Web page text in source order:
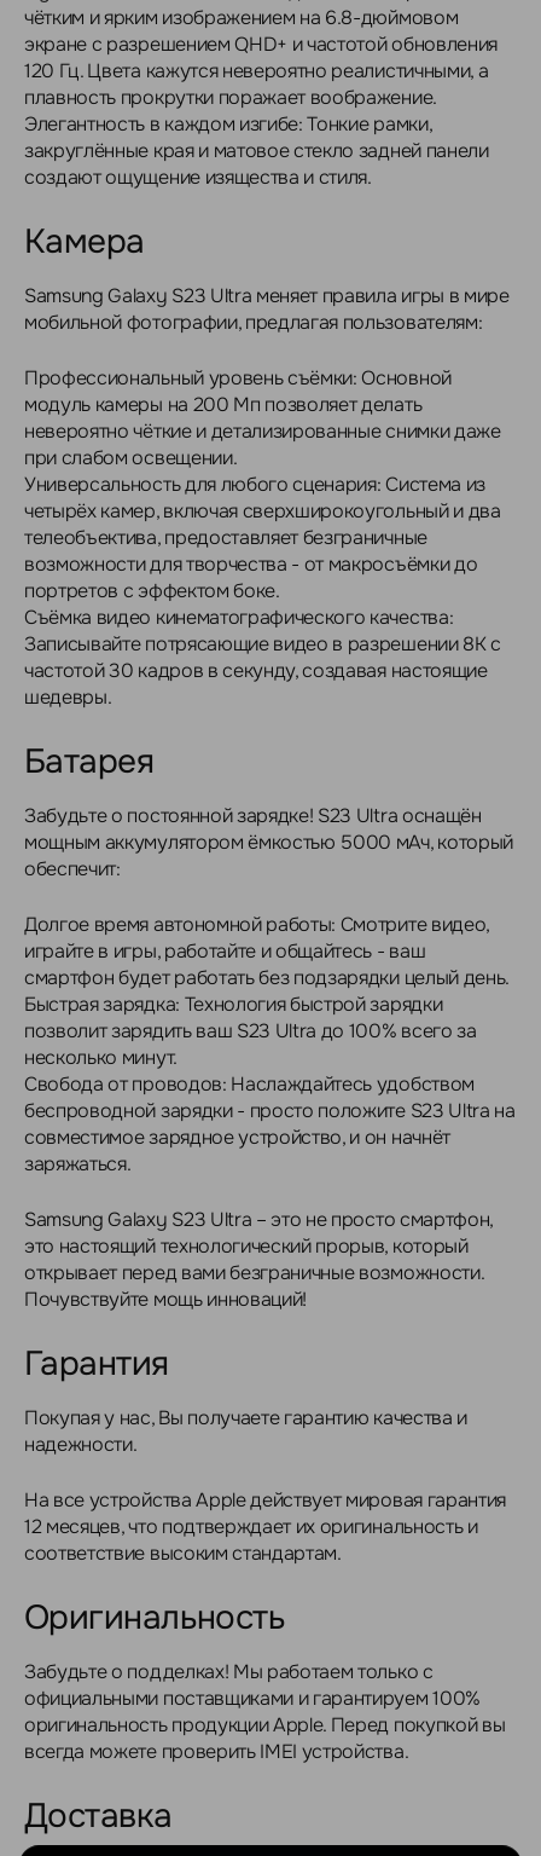
чётким и ярким изображением на 6.8-дюймовом
экране с разрешением QHD+ и частотой обновления
120 Гц. Цвета кажутся невероятно реалистичными, а
плавность прокрутки поражает воображение.
Элегантность в каждом изгибе: Тонкие рамки,
закруглённые края и матовое стекло задней панели
создают ощущение изящества и стиля.
Камера
Samsung Galaxy S23 Ultra меняет правила игры в мире
мобильной фотографии, предлагая пользователям:
Профессиональный уровень съёмки: Основной
модуль камеры на 200 Мп позволяет делать
невероятно чёткие и детализированные снимки даже
при слабом освещении.
Универсальность для любого сценария: Система из
четырёх камер, включая сверхширокоугольный и два
телеобъектива, предоставляет безграничные
возможности для творчества - от макросъёмки до
портретов с эффектом боке.
Съёмка видео кинематографического качества:
Записывайте потрясающие видео в разрешении 8K с
частотой 30 кадров в секунду, создавая настоящие
шедевры.
Батарея
Забудьте о постоянной зарядке! S23 Ultra оснащён
мощным аккумулятором ёмкостью 5000 мАч, который
обеспечит:
Долгое время автономной работы: Смотрите видео,
играйте в игры, работайте и общайтесь - ваш
смартфон будет работать без подзарядки целый день.
Быстрая зарядка: Технология быстрой зарядки
позволит зарядить ваш S23 Ultra до 100% всего за
несколько минут.
Свобода от проводов: Наслаждайтесь удобством
беспроводной зарядки - просто положите S23 Ultra на
совместимое зарядное устройство, и он начнёт
заряжаться.
Samsung Galaxy S23 Ultra – это не просто смартфон,
это настоящий технологический прорыв, который
открывает перед вами безграничные возможности.
Почувствуйте мощь инноваций!
Гарантия
Покупая у нас, Вы получаете гарантию качества и
надежности.
На все устройства Apple действует мировая гарантия
12 месяцев, что подтверждает их оригинальность и
соответствие высоким стандартам.
Оригинальность
Забудьте о подделках! Мы работаем только с
официальными поставщиками и гарантируем 100%
оригинальность продукции Apple. Перед покупкой вы
всегда можете проверить IMEI устройства.
Доставка